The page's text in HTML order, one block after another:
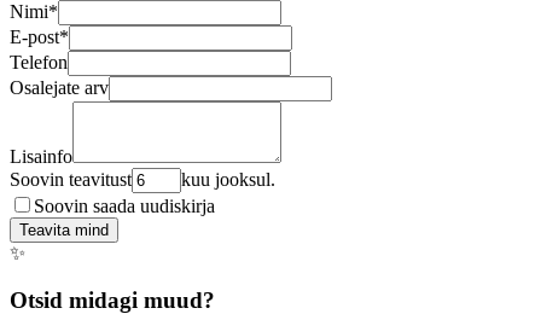
Nimi*
E-post*
Telefon
Osalejate arv
Lisainfo
Soovin teavitust
kuu jooksul.
Soovin saada uudiskirja
Teavita mind
✨
Otsid midagi muud?